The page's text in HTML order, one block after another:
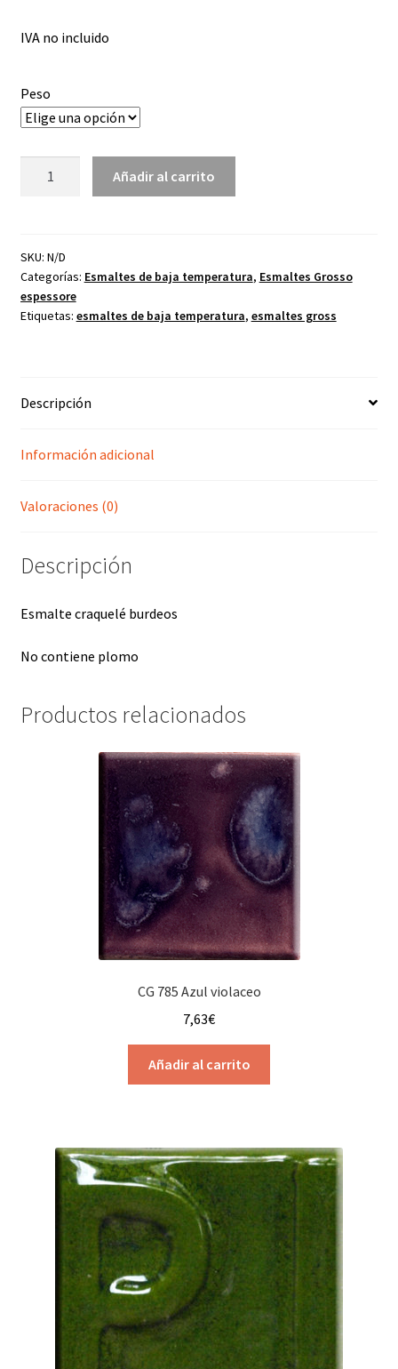
4,42€
7,68€
IVA no incluido
Peso
Añadir al carrito
SKU: N/D
Categorías: Esmaltes de baja temperatura, Esmaltes Grosso
espessore
Etiquetas: esmaltes de baja temperatura, esmaltes gross
Descripción
Información adicional
Valoraciones (0)
Descripción
Esmalte craquelé burdeos
No contiene plomo
Productos relacionados
CG 785 Azul violaceo
7,63€
Añadir al carrito